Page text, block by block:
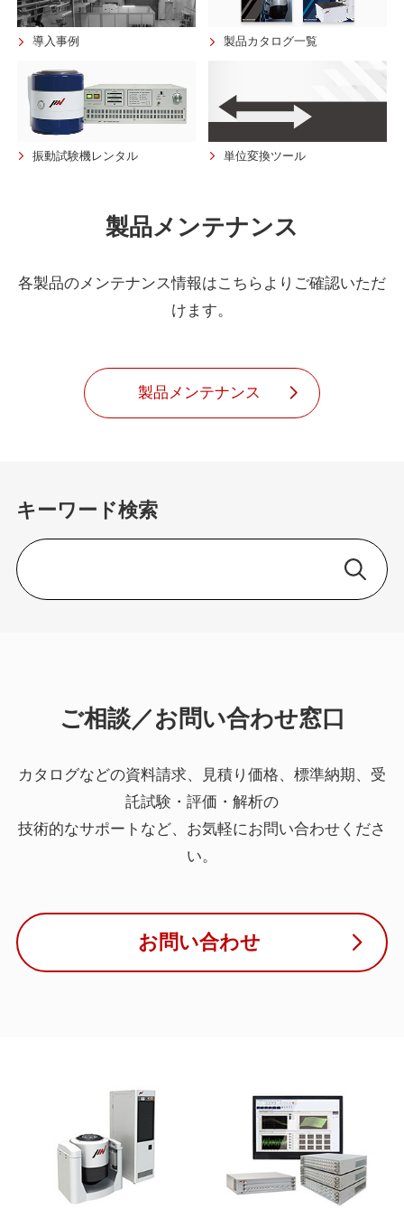
導入事例 製品カタログ一覧
振動試験機レンタル 単位変換ツール
製品メンテナンス
各製品のメンテナンス情報はこちらよりご確認いただ
けます。
製品メンテナンス
キーワード検索
ご相談／お問い合わせ窓口
カタログなどの資料請求、見積り価格、標準納期、受
託試験・評価・解析の
技術的なサポートなど、お気軽にお問い合わせくださ
い。
お問い合わせ